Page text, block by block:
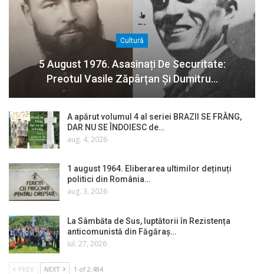
Cultură
5 August 1976. Asasinați De Securitate:
Preotul Vasile Zăpârțan Și Dumitru…
A apărut volumul 4 al seriei BRAZII SE FRÂNG,
DAR NU SE ÎNDOIESC de…
aug. 4, 2026
1 august 1964. Eliberarea ultimilor deținuți
politici din România…
aug. 3, 2026
La Sâmbăta de Sus, luptătorii în Rezistența
anticomunistă din Făgăraș…
iul. 27, 2026
PREV NEXT 1 of 2.484